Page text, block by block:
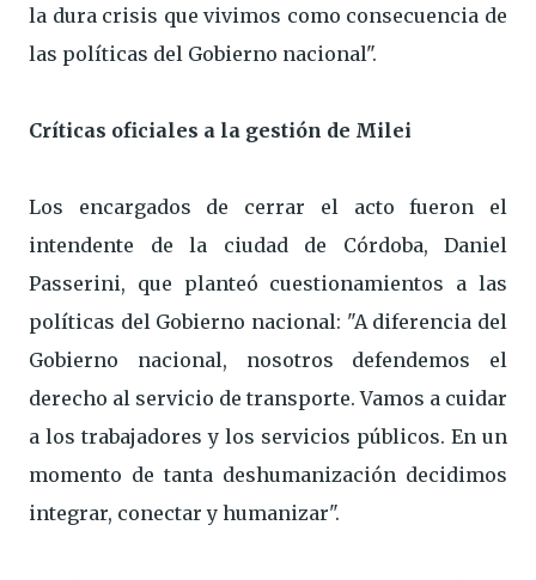
la dura crisis que vivimos como consecuencia de
las políticas del Gobierno nacional".
Críticas oficiales a la gestión de Milei
Los encargados de cerrar el acto fueron el
intendente de la ciudad de Córdoba, Daniel
Passerini, que planteó cuestionamientos a las
políticas del Gobierno nacional: "A diferencia del
Gobierno nacional, nosotros defendemos el
derecho al servicio de transporte. Vamos a cuidar
a los trabajadores y los servicios públicos. En un
momento de tanta deshumanización decidimos
integrar, conectar y humanizar".